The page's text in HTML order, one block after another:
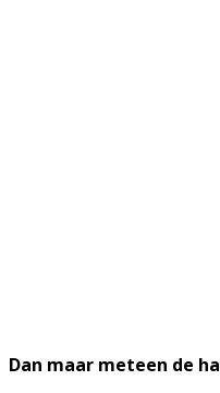
Dan maar meteen de